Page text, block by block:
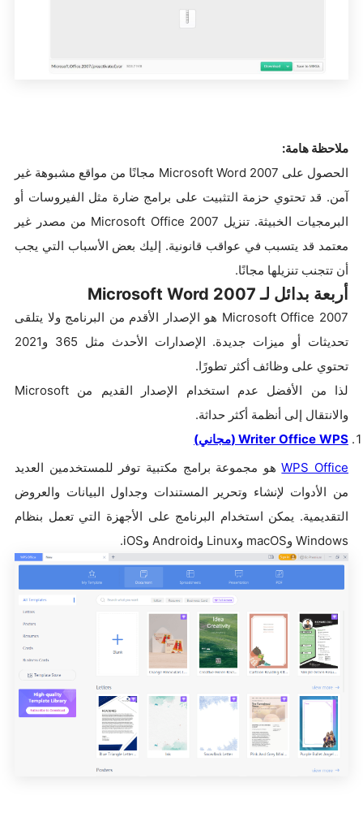
ملاحظة هامة:
الحصول على Microsoft Word 2007 مجانًا من مواقع مشبوهة غير
آمن. قد تحتوي حزمة التثبيت على برامج ضارة مثل الفيروسات أو
البرمجيات الخبيثة. تنزيل Microsoft Office 2007 من مصدر غير
معتمد قد يتسبب في عواقب قانونية. إليك بعض الأسباب التي يجب
أن تتجنب تنزيلها مجانًا.
أربعة بدائل لـ Microsoft Word 2007
Microsoft Office 2007 هو الإصدار الأقدم من البرنامج ولا يتلقى
تحديثات أو ميزات جديدة. الإصدارات الأحدث مثل 365 و2021
تحتوي على وظائف أكثر تطورًا.
لذا من الأفضل عدم استخدام الإصدار القديم من Microsoft
والانتقال إلى أنظمة أكثر حداثة.
WPS
Office
Writer
(مجاني)
WPS Officeهو مجموعة برامج مكتبية توفر للمستخدمين العديد
من الأدوات لإنشاء وتحرير المستندات وجداول البيانات والعروض
التقديمية. يمكن استخدام البرنامج على الأجهزة التي تعمل بنظام
Windows وmacOS وLinux وAndroid وiOS.